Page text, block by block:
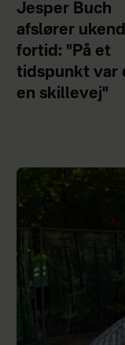
Jesper Buch
afslører
fortid: "På et
tidspunkt var
en skillevej"